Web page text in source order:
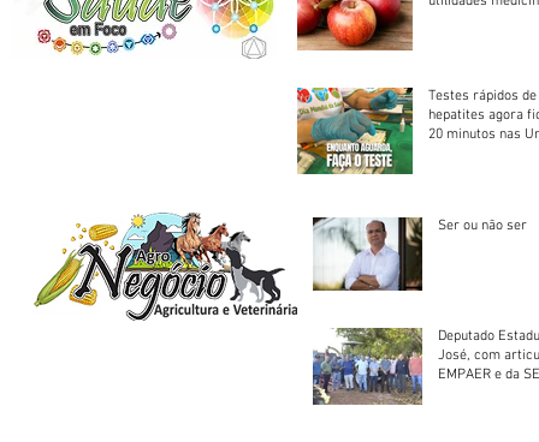
Testes rápidos
hepatites agora
20 minutos nas
Ser ou não ser
Deputado
José, com
EMPAER e da